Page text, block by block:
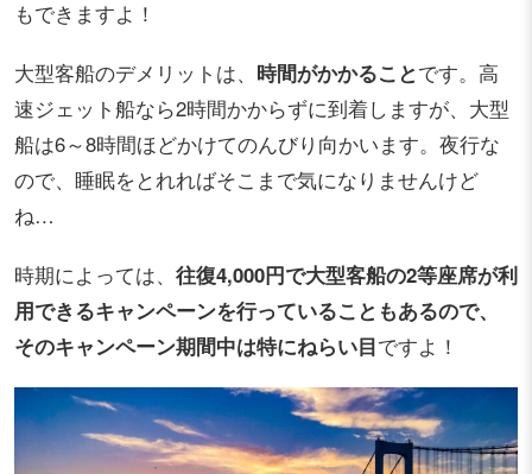
もできますよ！
大型客船のデメリットは、 時間がかかることです。高
速ジェット船なら2時間かからずに到着しますが、大型
船は6～8時間ほどかけてのんびり向かいます。夜行な
ので、睡眠をとれればそこまで気になりませんけど
ね…
時期によっては、 往復4,000円で大型客船の2等座席が利
用できるキャンペーンを行っていることもあるので、
そのキャンペーン期間中は特にねらい目ですよ！